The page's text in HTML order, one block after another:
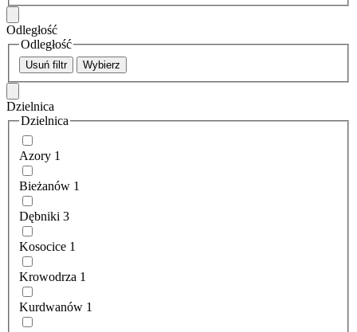
Odległość
Odległość
Usuń filtr Wybierz
Dzielnica
Dzielnica
Azory 1
Bieżanów 1
Dębniki 3
Kosocice 1
Krowodrza 1
Kurdwanów 1